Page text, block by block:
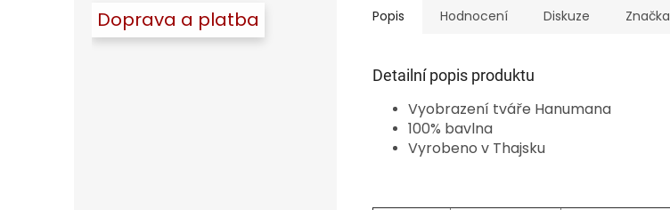
Doprava a platba Popis Hodnocení Diskuze Značka
Detailní popis produktu
Vyobrazení tváře Hanumana
100% bavlna
Vyrobeno v Thajsku